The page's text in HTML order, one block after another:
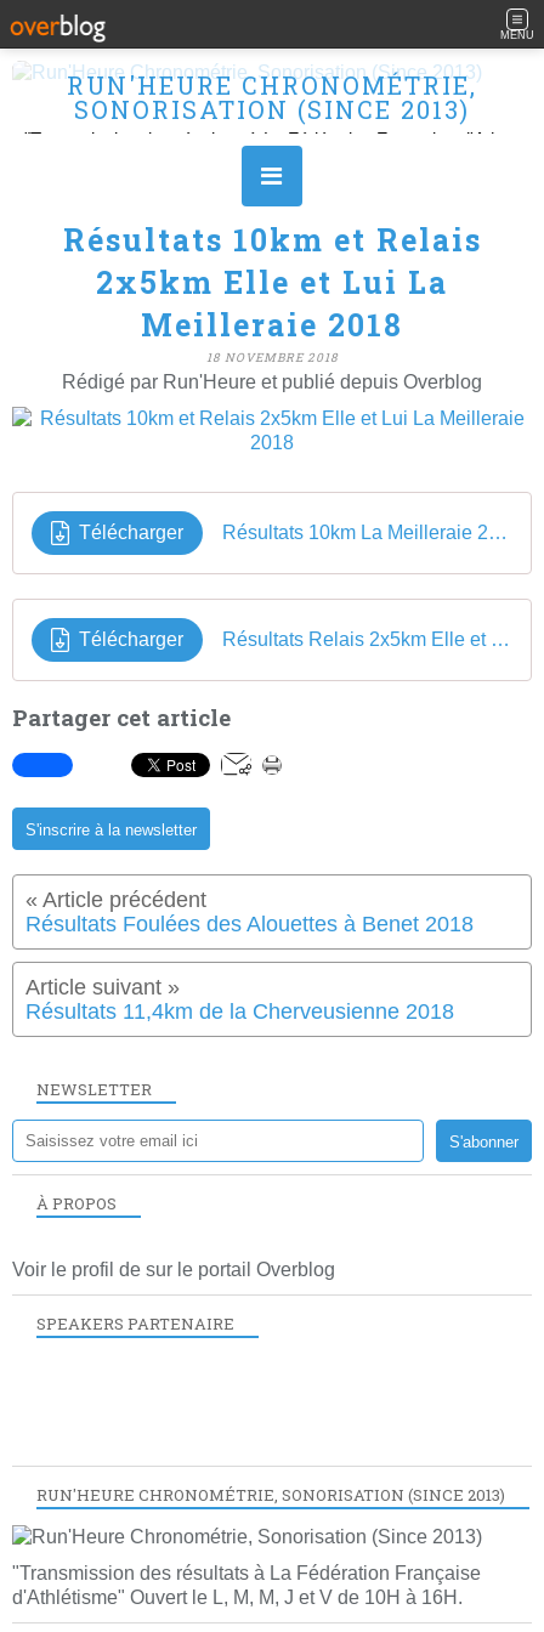
MENU
RUN'HEURE CHRONOMÉTRIE,
SONORISATION (SINCE 2013)
Résultats 10km et Relais
2x5km Elle et Lui La
Meilleraie 2018
18 NOVEMBRE 2018
Rédigé par Run'Heure et publié depuis Overblog
Télécharger Résultats 10km La Meilleraie 2018
Télécharger Résultats Relais 2x5km Elle et Lui La Meilleraie 2018
Partager cet article
S'inscrire à la newsletter
Résultats Foulées des Alouettes à Benet 2018
Résultats 11,4km de la Cherveusienne 2018
NEWSLETTER
RUN'HEURE CHRONOMÉTRIE, SONORISATION (SINCE 2013)
"Transmission des résultats à La Fédération Française
d'Athlétisme" Ouvert le L, M, M, J et V de 10H à 16H.
À PROPOS
Voir le profil de sur le portail Overblog
SPEAKERS PARTENAIRE